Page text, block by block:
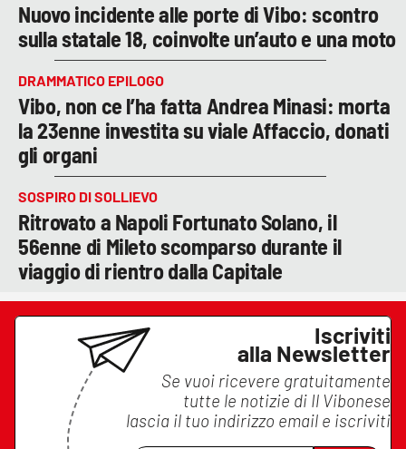
Nuovo incidente alle porte di Vibo: scontro
sulla statale 18, coinvolte un’auto e una moto
DRAMMATICO EPILOGO
Vibo, non ce l’ha fatta Andrea Minasi: morta
la 23enne investita su viale Affaccio, donati
gli organi
SOSPIRO DI SOLLIEVO
Ritrovato a Napoli Fortunato Solano, il
56enne di Mileto scomparso durante il
viaggio di rientro dalla Capitale
Iscriviti
alla Newsletter
Se vuoi ricevere gratuitamente
tutte le notizie di Il Vibonese
lascia il tuo indirizzo email e iscriviti